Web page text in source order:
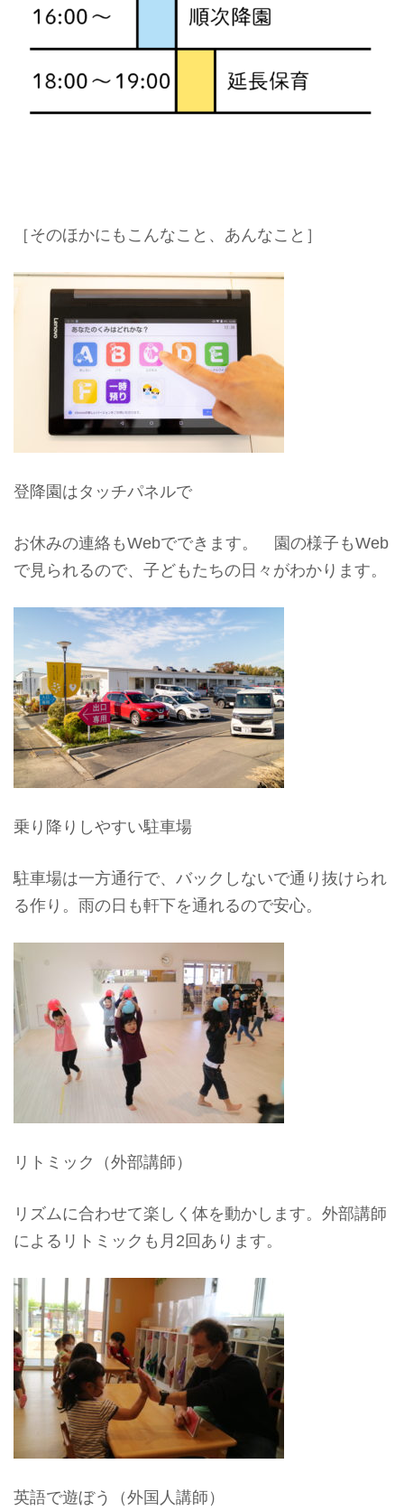
［そのほかにもこんなこと、あんなこと］
登降園はタッチパネルで
お休みの連絡もWebでできます。 園の様子もWeb
で見られるので、子どもたちの日々がわかります。
乗り降りしやすい駐車場
駐車場は一方通行で、バックしないで通り抜けられ
る作り。雨の日も軒下を通れるので安心。
リトミック（外部講師）
リズムに合わせて楽しく体を動かします。外部講師
によるリトミックも月2回あります。
英語で遊ぼう（外国人講師）